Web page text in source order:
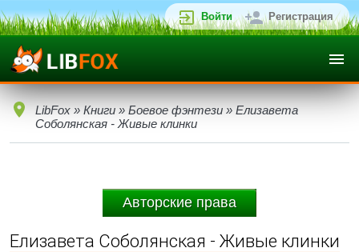
Войти Регистрация
LibFox » Книги » Боевое фэнтези » Елизавета
Соболянская - Живые клинки
Авторские права
Елизавета Соболянская - Живые клинки